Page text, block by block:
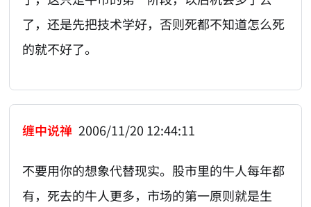
了，还是先把技术学好，否则死都不知道怎么死
的就不好了。
缠中说禅 2006/11/20 12:44:11
不要用你的想象代替现实。股市里的牛人每年都
有，死去的牛人更多，市场的第一原则就是生